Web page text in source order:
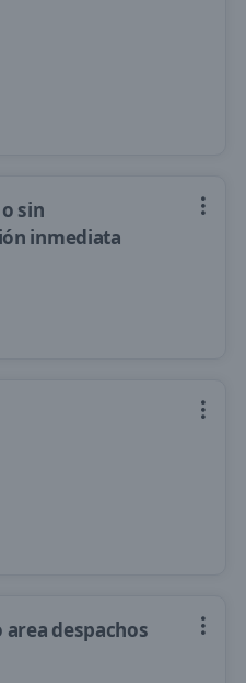
sin
inmediata
despachos